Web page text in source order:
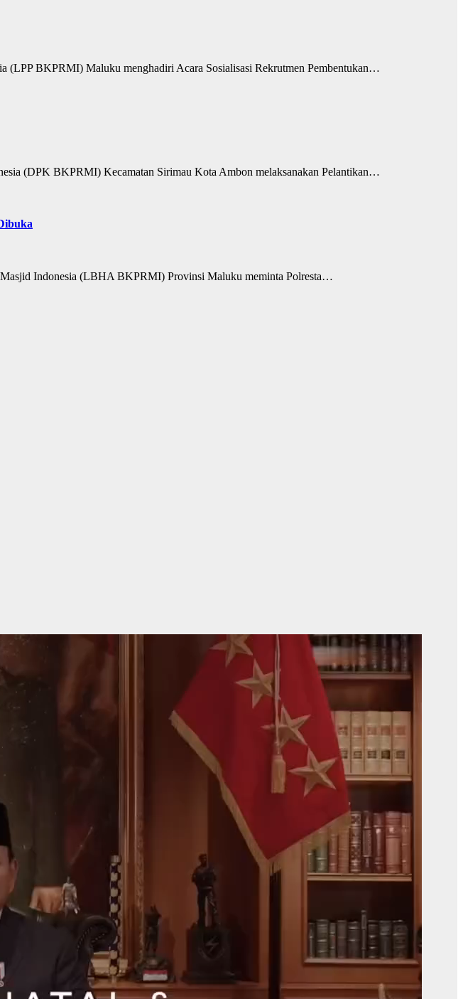
(LPP BKPRMI) Maluku menghadiri Acara Sosialisasi Rekrutmen Pembentukan…
(DPK BKPRMI) Kecamatan Sirimau Kota Ambon melaksanakan Pelantikan…
Indonesia (LBHA BKPRMI) Provinsi Maluku meminta Polresta…